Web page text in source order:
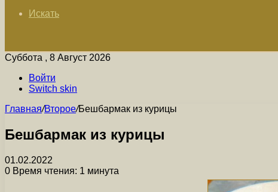
Искать
Суббота , 8 Август 2026
Войти
Switch skin
Главная/Второе/Бешбармак из курицы
Бешбармак из курицы
01.02.2022
0 Время чтения: 1 минута